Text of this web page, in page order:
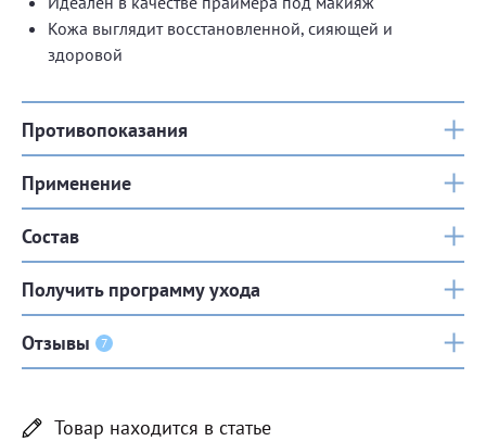
Кожа выглядит восстановленной, сияющей и
здоровой
Противопоказания
Применение
Состав
Получить программу ухода
Отзывы 7
Товар находится в статье